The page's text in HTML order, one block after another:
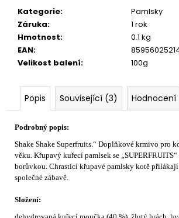
Kategorie:
Pamlsky
Záruka:
1 rok
Hmotnost:
0.1 kg
EAN:
Velikost balení: 100g
Popis Související (3) Hodnocení
Podrobný popis:
Shake Shake Superfruits.“ Doplňkové krmivo pro
věku. Křupavý kuřecí pamlsek se „SUPERFRUITS“
borůvkou. Chrastící křupavé pamlsky kotě přilákají
společné zábavě.
Složení: